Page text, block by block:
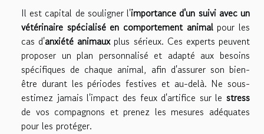
Il est capital de souligner l'importance d'un suivi avec un
vétérinaire spécialisé en comportement animalpour les
cas d'anxiété animauxplus sérieux. Ces experts peuvent
proposer un plan personnalisé et adapté aux besoins
spécifiques de chaque animal, afin d'assurer son bien-
être durant les périodes festives et au-delà. Ne sous-
estimez jamais l'impact des feux d'artifice sur le stress
de vos compagnons et prenez les mesures adéquates
pour les protéger.